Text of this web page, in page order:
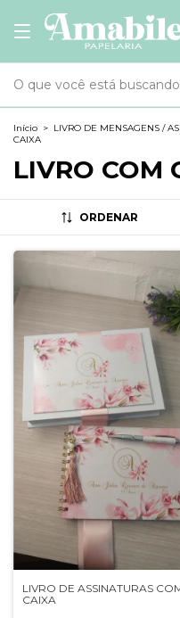
Início > LIVRO DE MENSAGENS /
CAIXA
LIVRO COM
ORDENAR
LIVRO DE ASSINATURAS
CAIXA